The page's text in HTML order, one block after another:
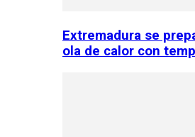
Extremadura se
ola de calor con